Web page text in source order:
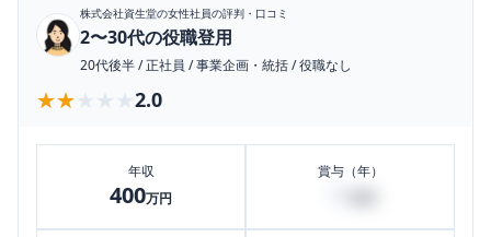
株式会社資生堂の女性社員の評判・口コミ
2〜30代の役職登用
20代後半/正社員 /事業企画・統括/役職なし
★★★★★
★★★★★ 2.0
年収
400万円
賞与（年）